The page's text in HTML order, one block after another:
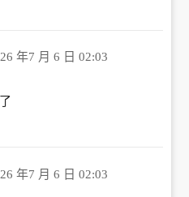
年7 月 6 日 02:03
年7 月 6 日 02:03